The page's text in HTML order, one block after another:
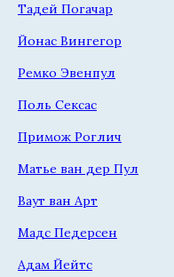
Тадей Погачар
Йонас Вингегор
Ремко Эвенпул
Поль Сексас
Примож Роглич
Матье ван дер Пул
Ваут ван Арт
Мадс Педерсен
Адам Йейтс